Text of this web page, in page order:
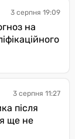
3 серпня 19:09
на
3 серпня 11:27
після
ще не